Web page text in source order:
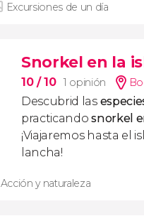
Excursiones de un día
Snorkel en la
10/ 10 1 opinión
Descubrid las
practicandosnorkel
¡Viajaremos hasta el
lancha!
Acción y naturaleza